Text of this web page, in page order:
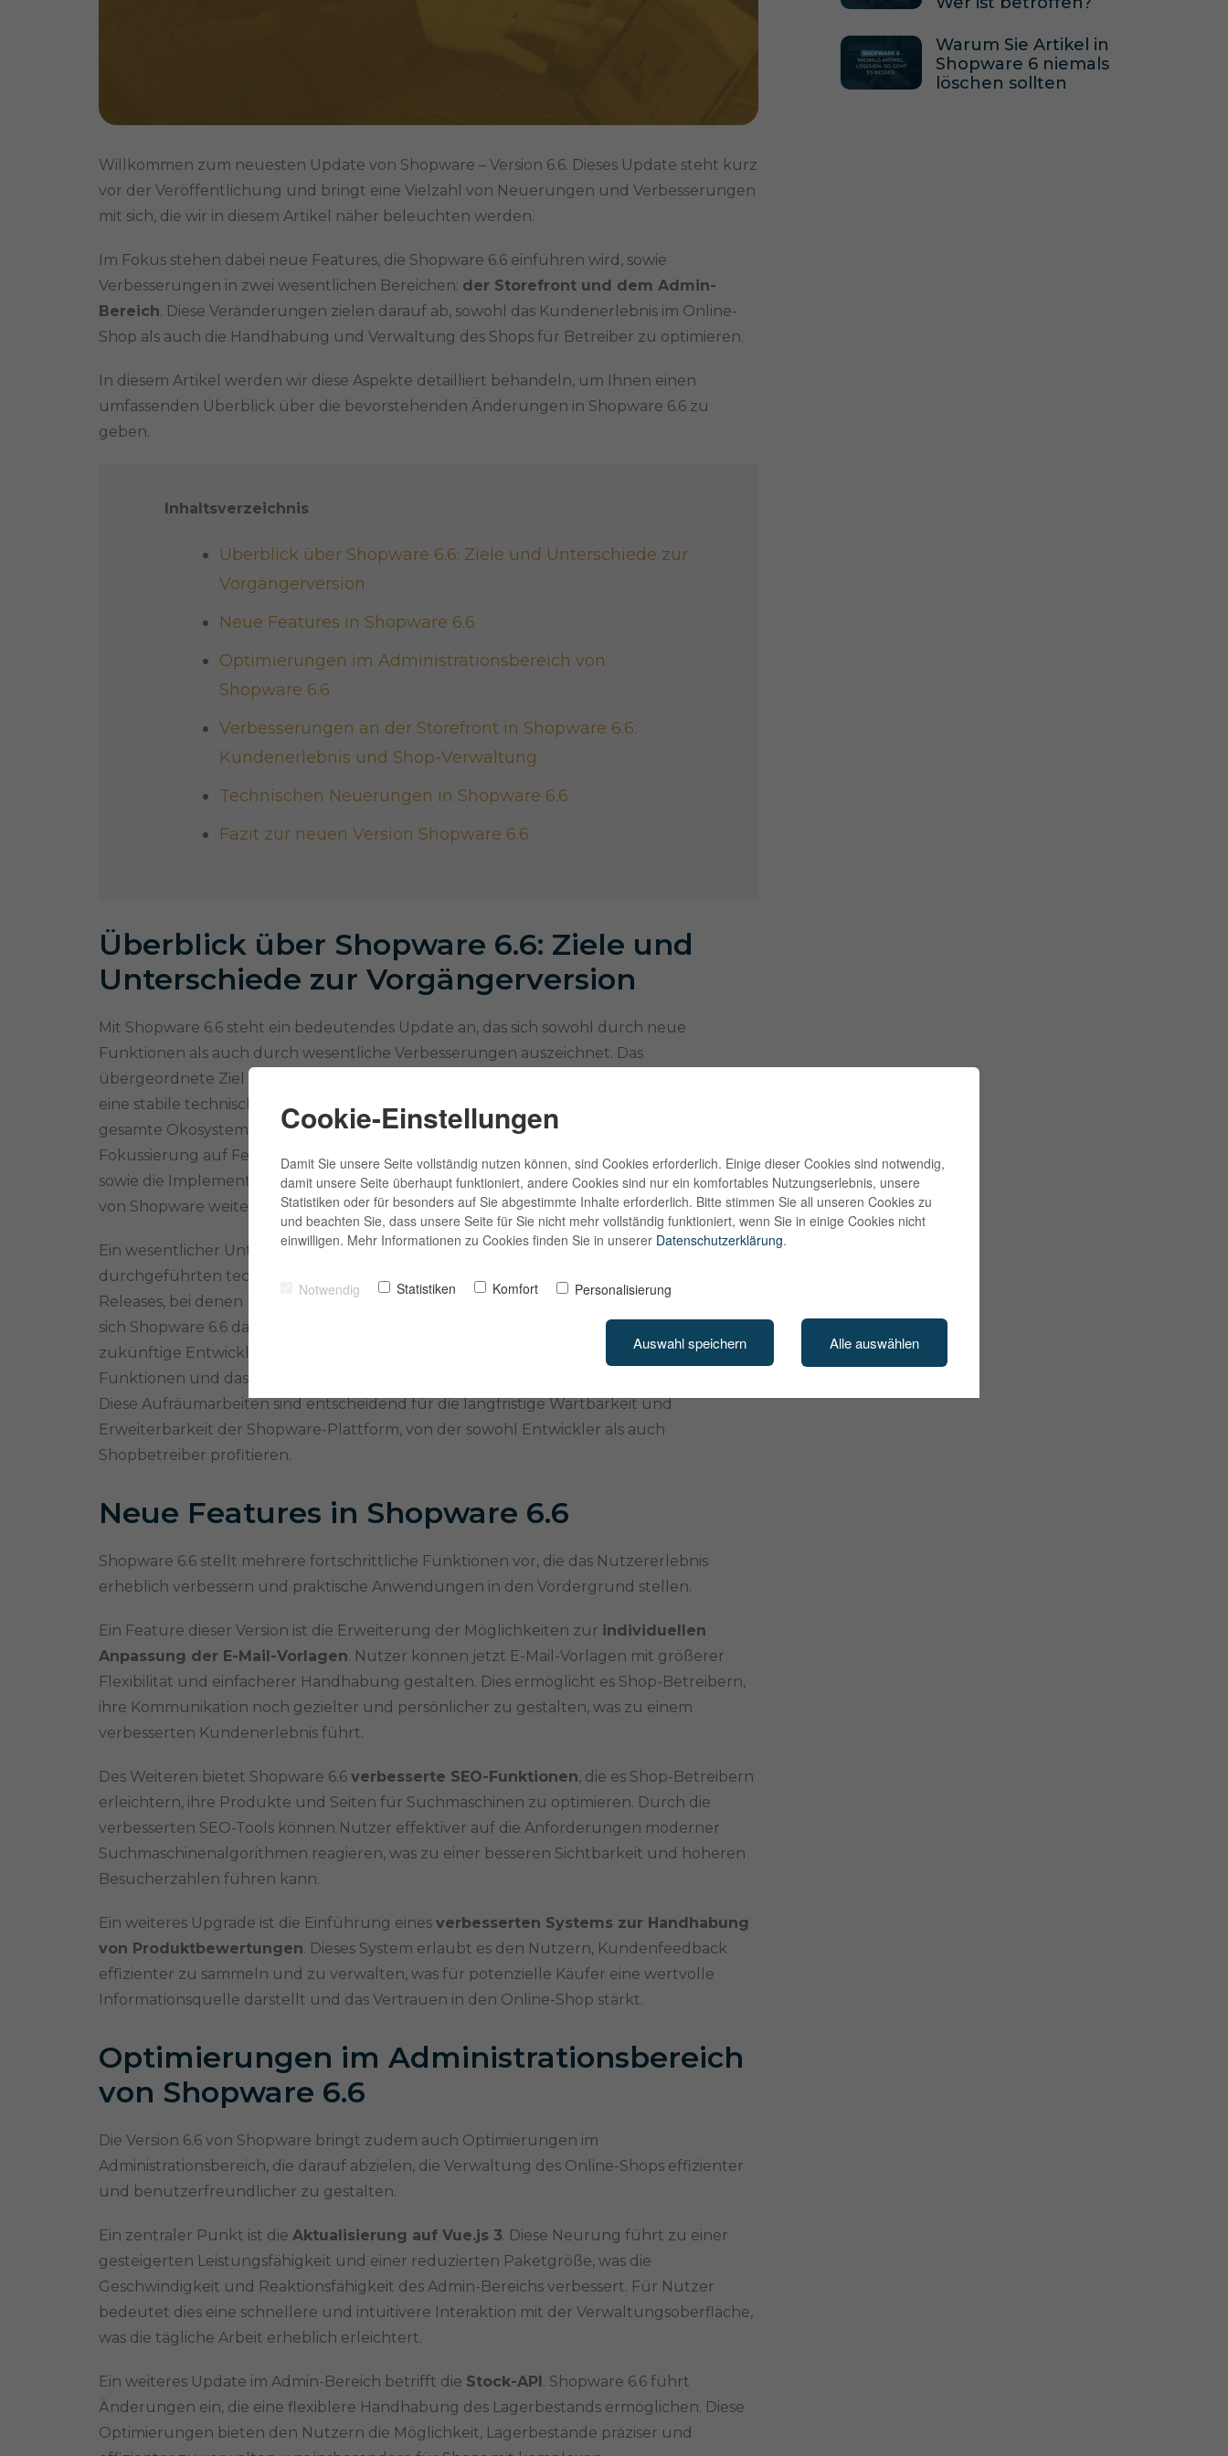
Willkommen zum neuesten Update von Shopware – Version 6.6. Dieses Update steht kurz
vor der Veröffentlichung und bringt eine Vielzahl von Neuerungen und Verbesserungen
mit sich, die wir in diesem Artikel näher beleuchten werden.
Im Fokus stehen dabei neue Features, die Shopware 6.6 einführen wird, sowie
Verbesserungen in zwei wesentlichen Bereichen: der Storefront und dem Admin-
Bereich. Diese Veränderungen zielen darauf ab, sowohl das Kundenerlebnis im Online-
Shop als auch die Handhabung und Verwaltung des Shops für Betreiber zu optimieren.
In diesem Artikel werden wir diese Aspekte detailliert behandeln, um Ihnen einen
umfassenden Überblick über die bevorstehenden Änderungen in Shopware 6.6 zu
geben.
Inhaltsverzeichnis
Überblick über Shopware 6.6: Ziele und Unterschiede zur
Vorgängerversion
Neue Features in Shopware 6.6
Optimierungen im Administrationsbereich von
Shopware 6.6
Verbesserungen an der Storefront in Shopware 6.6:
Kundenerlebnis und Shop-Verwaltung
Technischen Neuerungen in Shopware 6.6
Fazit zur neuen Version Shopware 6.6
Überblick über Shopware 6.6: Ziele und
Unterschiede zur Vorgängerversion
Mit Shopware 6.6 steht ein bedeutendes Update an, das sich sowohl durch neue
Funktionen als auch durch wesentliche Verbesserungen auszeichnet. Das
übergeordnete Ziel dieser Version ist es, die Plattform zukunftssicher zu gestalten, indem
eine stabile technische Grundlage geschaffen wird, die sowohl intern als auch für das
gesamte Ökosystem von Shopware nützlich ist. Dies beinhaltet eine verstärkte
Fokussierung auf Features, die für Shopware-Nutzer am meisten von Bedeutung sind,
sowie die Implementierung von Veränderungen, die die Entwicklung und Anwendung
von Shopware weiter vereinfachen.
Ein wesentlicher Unterschied zu früheren Shopware-Versionen liegt in den
durchgeführten technischen Aufräumarbeiten. Im Gegensatz zu den üblichen Minor-
Releases, bei denen hauptsächlich neue Funktionen hinzugefügt werden, konzentriert
sich Shopware 6.6 darauf, technische Schulden abzubauen und die Plattform für
zukünftige Entwicklungen vorzubereiten. Dies beinhaltet das Aufräumen von veralteten
Funktionen und das Schaffen eines soliden Fundaments für zukünftige Funktionen.
Diese Aufräumarbeiten sind entscheidend für die langfristige Wartbarkeit und
Erweiterbarkeit der Shopware-Plattform, von der sowohl Entwickler als auch
Shopbetreiber profitieren.
Neue Features in Shopware 6.6
Shopware 6.6 stellt mehrere fortschrittliche Funktionen vor, die das Nutzererlebnis
erheblich verbessern und praktische Anwendungen in den Vordergrund stellen.
Ein Feature dieser Version ist die Erweiterung der Möglichkeiten zur individuellen
Anpassung der E-Mail-Vorlagen. Nutzer können jetzt E-Mail-Vorlagen mit größerer
Flexibilität und einfacherer Handhabung gestalten. Dies ermöglicht es Shop-Betreibern,
ihre Kommunikation noch gezielter und persönlicher zu gestalten, was zu einem
verbesserten Kundenerlebnis führt.
Des Weiteren bietet Shopware 6.6 verbesserte SEO-Funktionen, die es Shop-Betreibern
erleichtern, ihre Produkte und Seiten für Suchmaschinen zu optimieren. Durch die
verbesserten SEO-Tools können Nutzer effektiver auf die Anforderungen moderner
Suchmaschinenalgorithmen reagieren, was zu einer besseren Sichtbarkeit und höheren
Besucherzahlen führen kann.
Ein weiteres Upgrade ist die Einführung eines verbesserten Systems zur Handhabung
von Produktbewertungen. Dieses System erlaubt es den Nutzern, Kundenfeedback
effizienter zu sammeln und zu verwalten, was für potenzielle Käufer eine wertvolle
Informationsquelle darstellt und das Vertrauen in den Online-Shop stärkt.
Optimierungen im Administrationsbereich
von Shopware 6.6
Die Version 6.6 von Shopware bringt zudem auch Optimierungen im
Administrationsbereich, die darauf abzielen, die Verwaltung des Online-Shops effizienter
und benutzerfreundlicher zu gestalten.
Ein zentraler Punkt ist die Aktualisierung auf Vue.js 3. Diese Neurung führt zu einer
gesteigerten Leistungsfähigkeit und einer reduzierten Paketgröße, was die
Geschwindigkeit und Reaktionsfähigkeit des Admin-Bereichs verbessert. Für Nutzer
bedeutet dies eine schnellere und intuitivere Interaktion mit der Verwaltungsoberfläche,
was die tägliche Arbeit erheblich erleichtert.
Ein weiteres Update im Admin-Bereich betrifft die Stock-API. Shopware 6.6 führt
Änderungen ein, die eine flexiblere Handhabung des Lagerbestands ermöglichen. Diese
Optimierungen bieten den Nutzern die Möglichkeit, Lagerbestände präziser und
Warum Sie Artikel in
Shopware 6 niemals
löschen sollten
Cookie-Einstellungen
Damit Sie unsere Seite vollständig nutzen können, sind Cookies erforderlich. Einige dieser Cookies sind notwendig,
damit unsere Seite überhaupt funktioniert, andere Cookies sind nur ein komfortables Nutzungserlebnis, unsere
Statistiken oder für besonders auf Sie abgestimmte Inhalte erforderlich. Bitte stimmen Sie all unseren Cookies zu
und beachten Sie, dass unsere Seite für Sie nicht mehr vollständig funktioniert, wenn Sie in einige Cookies nicht
einwilligen. Mehr Informationen zu Cookies finden Sie in unserer Datenschutzerklärung.
Notwendig Statistiken Komfort Personalisierung
Auswahl speichern Alle auswählen